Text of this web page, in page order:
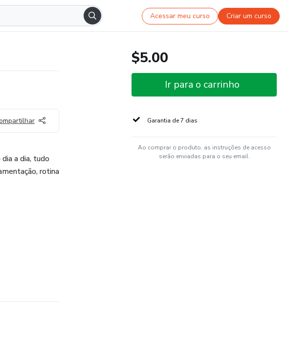
Acessar meu curso Criar um curso
a dia, tudo
rotina
$5.00
Ir para o carrinho
Garantia de 7 dias
Ao comprar o produto, as instruções de acesso
serão enviadas para o seu email.